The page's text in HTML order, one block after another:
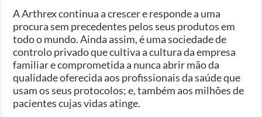
A Arthrex continua a crescer e responde a uma
procura sem precedentes pelos seus produtos em
todo o mundo. Ainda assim, é uma sociedade de
controlo privado que cultiva a cultura da empresa
familiar e comprometida a nunca abrir mão da
qualidade oferecida aos profissionais da saúde que
usam os seus protocolos; e, também aos milhões de
pacientes cujas vidas atinge.